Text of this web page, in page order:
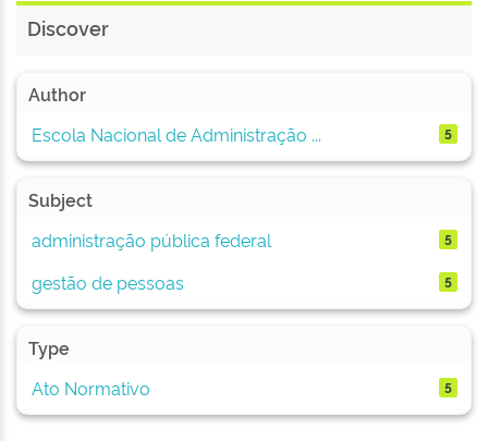
Discover
Author
Escola Nacional de Administração ...
5
Subject
administração pública federal
5
gestão de pessoas 5
Type
Ato Normativo
5